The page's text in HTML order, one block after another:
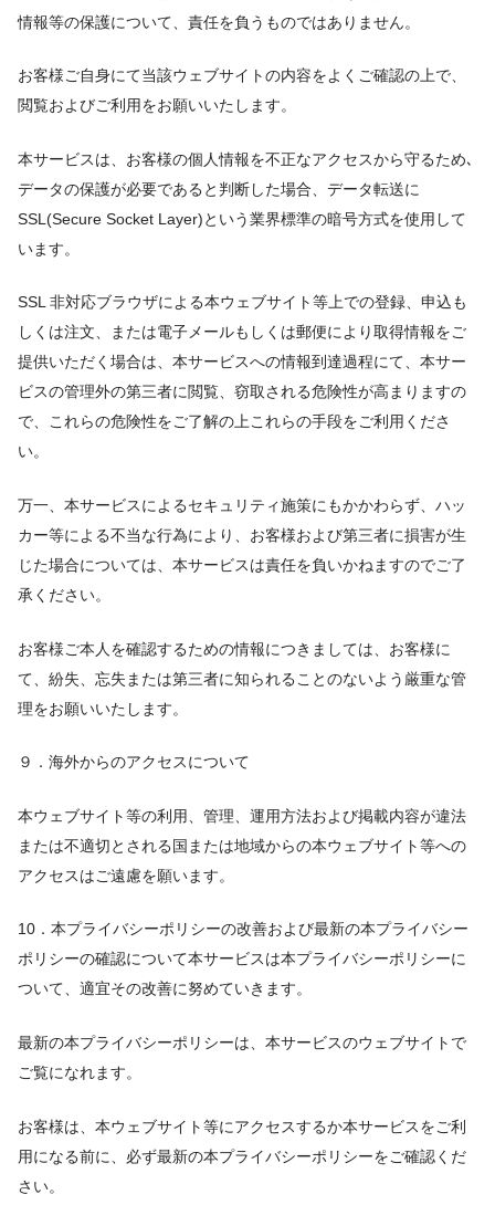
情報等の保護について、責任を負うものではありません。
お客様ご自身にて当該ウェブサイトの内容をよくご確認の上で、
閲覧およびご利用をお願いいたします。
本サービスは、お客様の個人情報を不正なアクセスから守るため､
データの保護が必要であると判断した場合、データ転送に
SSL(Secure Socket Layer)という業界標準の暗号方式を使用して
います。
SSL 非対応ブラウザによる本ウェブサイト等上での登録、申込も
しくは注文、または電子メールもしくは郵便により取得情報をご
提供いただく場合は、本サービスへの情報到達過程にて、本サー
ビスの管理外の第三者に閲覧、窃取される危険性が高まりますの
で、これらの危険性をご了解の上これらの手段をご利用くださ
い。
万一、本サービスによるセキュリティ施策にもかかわらず、ハッ
カー等による不当な行為により、お客様および第三者に損害が生
じた場合については、本サービスは責任を負いかねますのでご了
承ください。
お客様ご本人を確認するための情報につきましては、お客様に
て、紛失、忘失または第三者に知られることのないよう厳重な管
理をお願いいたします。
９．海外からのアクセスについて
本ウェブサイト等の利用、管理、運用方法および掲載内容が違法
または不適切とされる国または地域からの本ウェブサイト等への
アクセスはご遠慮を願います。
10．本プライバシーポリシーの改善および最新の本プライバシー
ポリシーの確認について本サービスは本プライバシーポリシーに
ついて、適宜その改善に努めていきます。
最新の本プライバシーポリシーは、本サービスのウェブサイトで
ご覧になれます。
お客様は、本ウェブサイト等にアクセスするか本サービスをご利
用になる前に、必ず最新の本プライバシーポリシーをご確認くだ
さい。